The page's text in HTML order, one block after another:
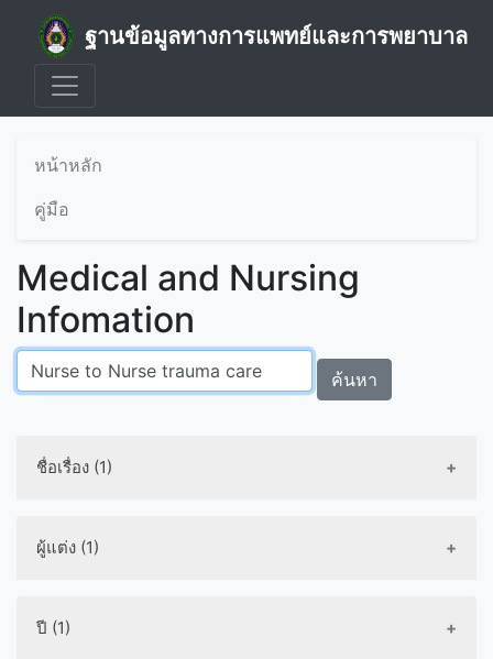
ฐานข้อมูลทางการแพทย์และการพยาบาล
หน้าหลัก
คู่มือ
Medical and Nursing
Infomation
ค้นหา
ชื่อเรื่อง (1)
ผู้แต่ง (1)
ปี (1)